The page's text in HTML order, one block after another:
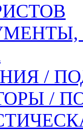
/
/